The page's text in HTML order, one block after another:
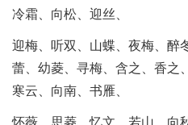
冷霜、向松、迎丝、
迎梅、听双、山蝶、夜梅、醉
蕾、幼菱、寻梅、含之、香之
寒云、向南、书雁、